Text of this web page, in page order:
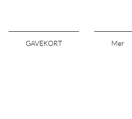
GAVEKORT Mer